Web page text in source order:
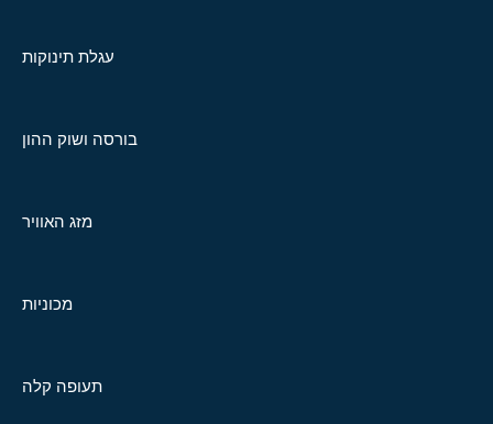
עגלת תינוקות
בורסה ושוק ההון
מזג האוויר
מכוניות
תעופה קלה